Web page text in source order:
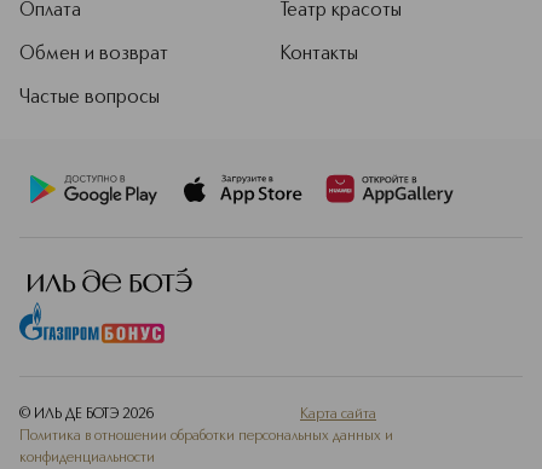
Оплата
Обмен и возврат
Частые вопросы
Театр красоты
Контакты
© ИЛЬ ДЕ БОТЭ 2026
Карта сайта
Политика в отношении обработки персональных данных и
конфиденциальности